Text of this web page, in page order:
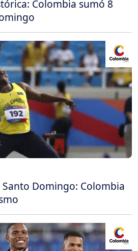
Colombia sumó 8
Domingo: Colombia